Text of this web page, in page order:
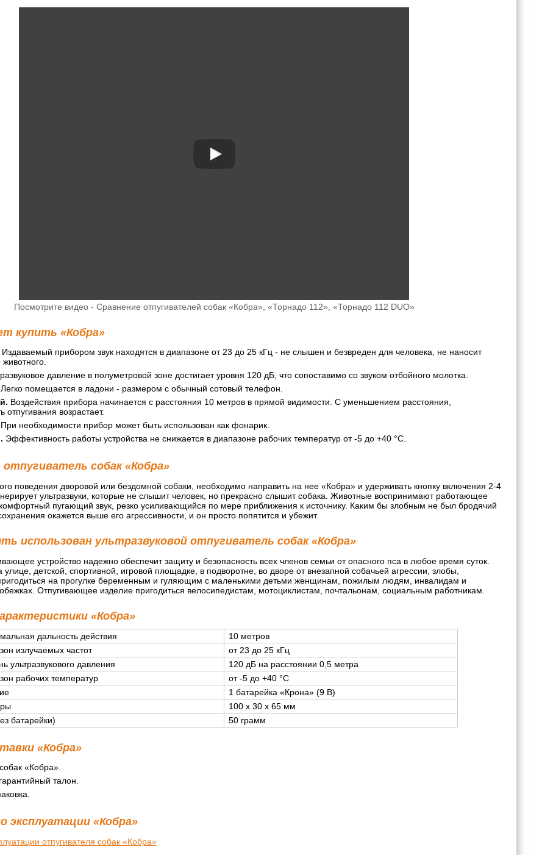
Посмотрите видео - Сравнение отпугивателей собак «Кобра», «Торнадо 112», «Торнадо 112 DUO»
купить «Кобра»
Издаваемый прибором звук находятся в диапазоне от 23 до 25 кГц - не слышен и безвреден для человека, не наносит
давление в полуметровой зоне достигает уровня 120 дБ, что сопоставимо со звуком отбойного молотка.
Легко помещается в ладони - размером с обычный сотовый телефон.
Воздействия прибора начинается с расстояния 10 метров в прямой видимости. С уменьшением расстояния,
отпугивания возрастает.
При необходимости прибор может быть использован как фонарик.
Эффективность работы устройства не снижается в диапазоне рабочих температур от -5 до +40 °С.
собак «Кобра»
поведения дворовой или бездомной собаки, необходимо направить на нее «Кобра» и удерживать кнопку включения 2-4
ультразвуки, которые не слышит человек, но прекрасно слышит собака. Животные воспринимают работающее
пугающий звук, резко усиливающийся по мере приближения к источнику. Каким бы злобным не был бродячий
окажется выше его агрессивности, и он просто попятится и убежит.
использован ультразвуковой отпугиватель собак «Кобра»
устройство надежно обеспечит защиту и безопасность всех членов семьи от опасного пса в любое время суток.
детской, спортивной, игровой площадке, в подворотне, во дворе от внезапной собачьей агрессии, злобы,
на прогулке беременным и гуляющим с маленькими детьми женщинам, пожилым людям, инвалидам и
Отпугивающее изделие пригодиться велосипедистам, мотоциклистам, почтальонам, социальным работникам.
«Кобра»
дальность действия
10 метров
излучаемых частот
от 23 до 25 кГц
ультразвукового давления
120 дБ на расстоянии 0,5 метра
рабочих температур
от -5 до +40 °С
1 батарейка «Крона» (9 В)
100 x 30 x 65 мм
батарейки)
50 грамм
«Кобра»
«Кобра».
талон.
эксплуатации «Кобра»
отпугивателя собак «Кобра»